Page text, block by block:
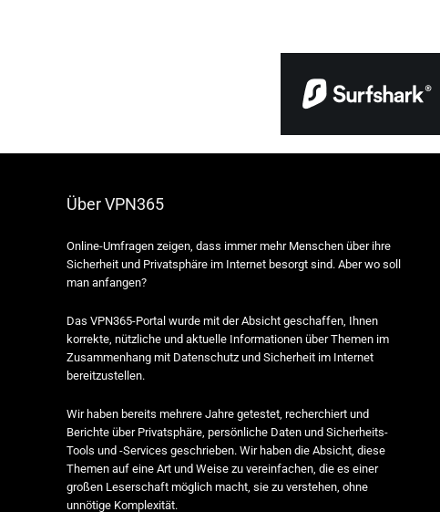
Über VPN365
Online-Umfragen zeigen, dass immer mehr Menschen über ihre
Sicherheit und Privatsphäre im Internet besorgt sind. Aber wo soll
man anfangen?
Das VPN365-Portal wurde mit der Absicht geschaffen, Ihnen
korrekte, nützliche und aktuelle Informationen über Themen im
Zusammenhang mit Datenschutz und Sicherheit im Internet
bereitzustellen.
Wir haben bereits mehrere Jahre getestet, recherchiert und
Berichte über Privatsphäre, persönliche Daten und Sicherheits-
Tools und -Services geschrieben. Wir haben die Absicht, diese
Themen auf eine Art und Weise zu vereinfachen, die es einer
großen Leserschaft möglich macht, sie zu verstehen, ohne
unnötige Komplexität.